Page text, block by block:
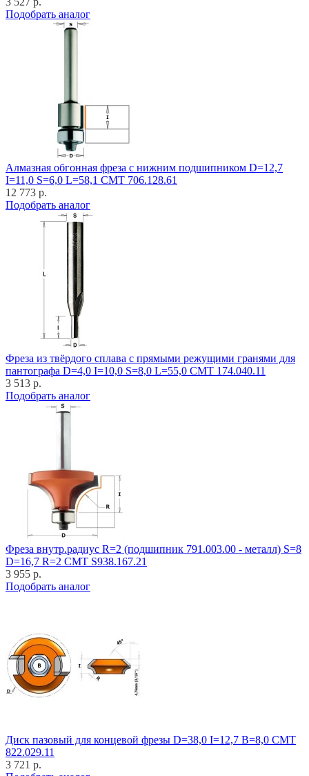
Подобрать аналог
Алмазная обгонная фреза с нижним подшипником D=12,7
I=11,0 S=6,0 L=58,1 CMT 706.128.61
12 773 р.
Подобрать аналог
Фреза из твёрдого сплава с прямыми режущими гранями для
пантографа D=4,0 I=10,0 S=8,0 L=55,0 CMT 174.040.11
3 513 р.
Подобрать аналог
Фреза внутр.радиус R=2 (подшипник 791.003.00 - металл) S=8
D=16,7 R=2 CMT S938.167.21
3 955 р.
Подобрать аналог
Диск пазовый для концевой фрезы D=38,0 I=12,7 B=8,0 CMT
822.029.11
3 721 р.